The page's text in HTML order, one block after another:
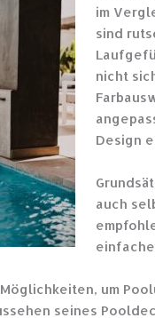
im
sind
nicht
Design
auch
um
seines